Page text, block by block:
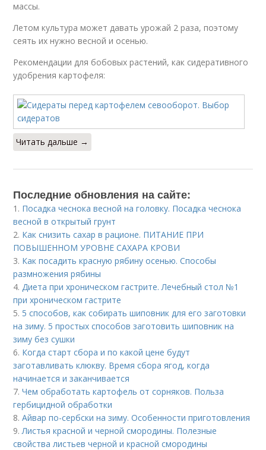
массы.
Летом культура может давать урожай 2 раза, поэтому
сеять их нужно весной и осенью.
Рекомендации для бобовых растений, как сидеративного
удобрения картофеля:
Читать дальше →
Последние обновления на сайте:
1. Посадка чеснока весной на головку. Посадка чеснока
весной в открытый грунт
2. Как снизить сахар в рационе. ПИТАНИЕ ПРИ
ПОВЫШЕННОМ УРОВНЕ САХАРА КРОВИ
3. Как посадить красную рябину осенью. Способы
размножения рябины
4.Диета при хроническом гастрите. Лечебный стол №1
при хроническом гастрите
5. 5 способов, как собирать шиповник для его заготовки
на зиму. 5 простых способов заготовить шиповник на
зиму без сушки
6. Когда старт сбора и по какой цене будут
заготавливать клюкву. Время сбора ягод, когда
начинается и заканчивается
7.Чем обработать картофель от сорняков. Польза
гербицидной обработки
8.Айвар по-сербски на зиму. Особенности приготовления
9.Листья красной и черной смородины. Полезные
свойства листьев черной и красной смородины